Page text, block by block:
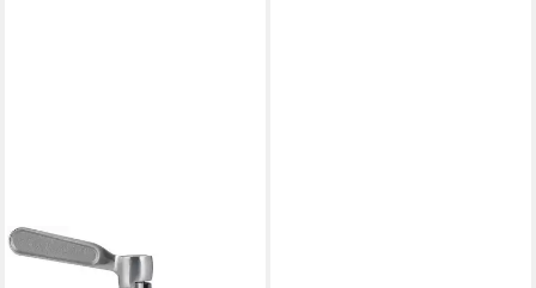
KILNER
Zapfhahn, Edelstahl,